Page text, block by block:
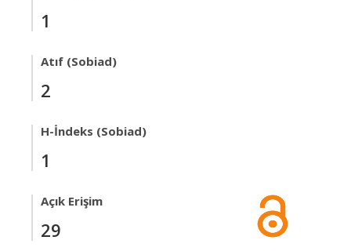
1
Atıf (Sobiad)
2
H-İndeks (Sobiad)
1
Açık Erişim
29